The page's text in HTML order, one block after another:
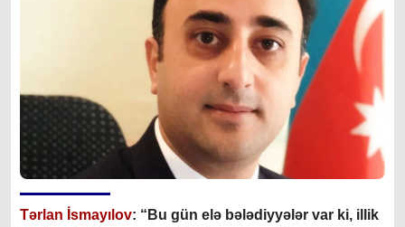
Tərlan İsmayılov: “Bu gün elə bələdiyyələr var ki, illik